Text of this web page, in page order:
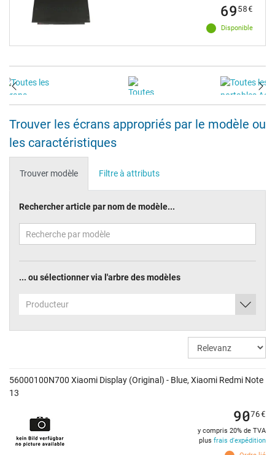
Disponible
6958€
Trouver les écrans appropriés par le modèle ou
les caractéristiques
Trouver modèle Filtre à attributs
Rechercher article par nom de modèle...
... ou sélectionner via l'arbre des modèles
Producteur
56000100N700 Xiaomi Display (Original) - Blue, Xiaomi Redmi Note
13
9076€
y compris 20% de TVA
plus frais d'expédition